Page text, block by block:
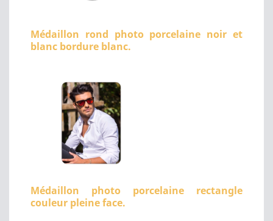
Médaillon rond photo porcelaine noir et
blanc bordure blanc.
Médaillon photo porcelaine rectangle
couleur pleine face.